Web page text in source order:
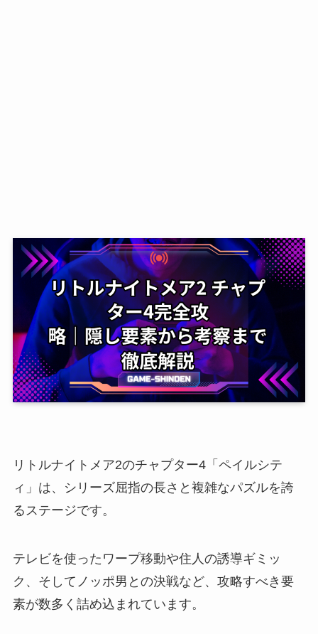
リトルナイトメア2のチャプター4「ペイルシテ
ィ」は、シリーズ屈指の長さと複雑なパズルを誇
るステージです。
テレビを使ったワープ移動や住人の誘導ギミッ
ク、そしてノッポ男との決戦など、攻略すべき要
素が数多く詰め込まれています。